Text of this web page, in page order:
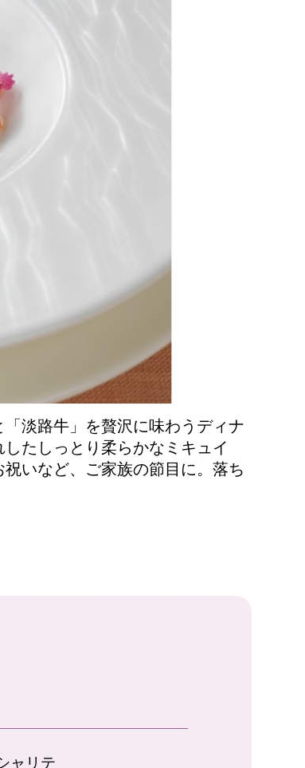
淡路牛」を贅沢に味わうディナ
たしっとり柔らかなミキュイ
いなど、ご家族の節目に。落ち
ャリテ